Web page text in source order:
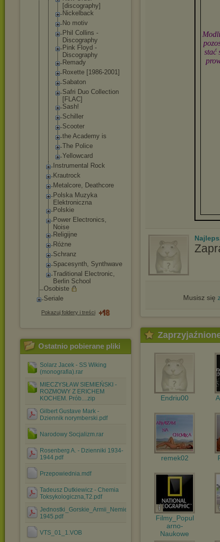
[discography]
Nickelback
No motiv
Phil Collins -
Discography
Pink Floyd -
Discography
Remady
Roxette [1986-2001]
Sabaton
Safri Duo Collection
[FLAC]
Sash!
Schiller
Scooter
the Academy is
The Police
Yellowcard
Instrumental Rock
Krautrock
Metalcore, Deathcore
Polska Muzyka
Elektroniczna
Polskie
Power Electronics,
Noise
Religijne
Różne
Schranz
Spacesynth, Synthwave
Traditional Electronic,
Berlin School
Osobiste
Seriale
Pokazuj foldery i treści
Ostatnio pobierane pliki
Solarz Jacek - SS Wiking
(monografia).rar
MIECZYSŁAW SIEMIEŃSKI -
ROZMOWY Z ERICHEM
KOCHEM. Prób....zip
Gilbert Gustave Mark -
Dziennik norymberski.pdf
Narodowy Socjalizm.rar
Rosenberg A. - Dzienniki 1934-
1944.pdf
Przepowiednia.mdf
Tadeusz Dutkiewicz - Chemia
Toksykologiczna,T2.pdf
Jednostki_Gorskie_Armii_Nemieckej_1933-
1945.pdf
VTS_01_1.VOB
stać
Musisz się
Endriu00
remek02
Filmy_Popul
arno-
Naukowe